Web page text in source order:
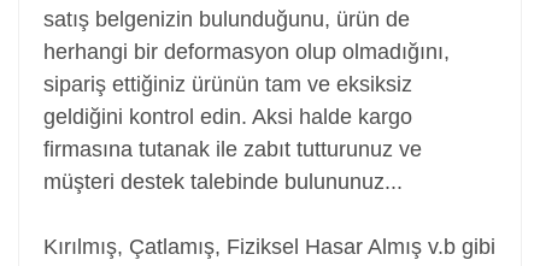
satış belgenizin bulunduğunu, ürün de
herhangi bir deformasyon olup olmadığını,
sipariş ettiğiniz ürünün tam ve eksiksiz
geldiğini kontrol edin. Aksi halde kargo
firmasına tutanak ile zabıt tutturunuz ve
müşteri destek talebinde bulununuz...
Kırılmış, Çatlamış, Fiziksel Hasar Almış v.b gibi